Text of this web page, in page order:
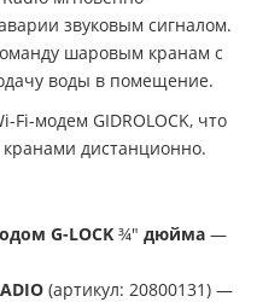
звуковым сигналом.
шаровым кранам с
воды в помещение.
модем GIDROLOCK, что
дистанционно.
G-LOCK ¾" дюйма —
(артикул: 20800131) —